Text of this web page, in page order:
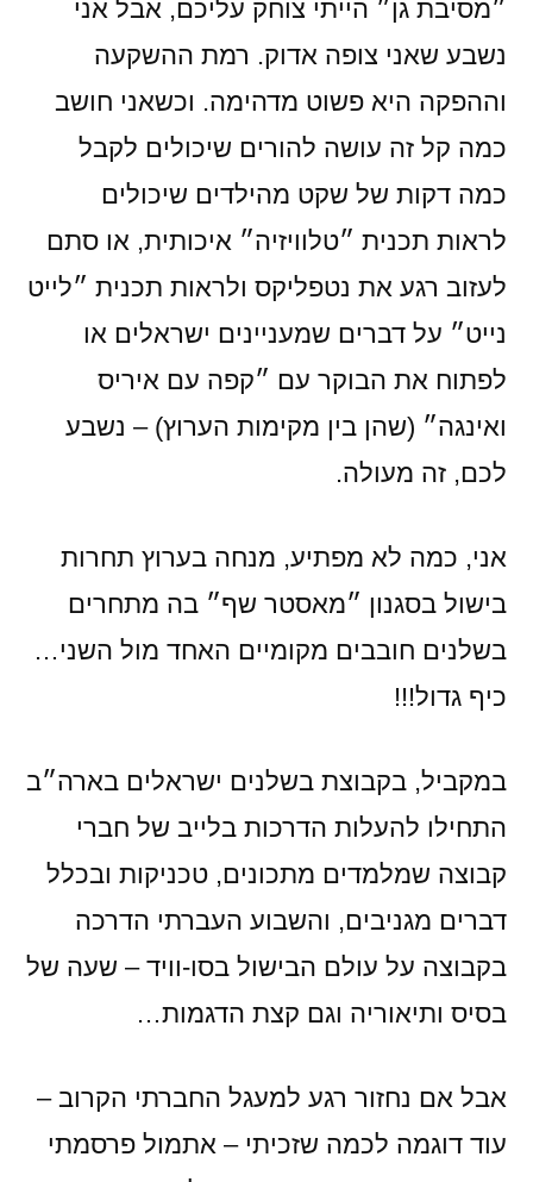
״מסיבת גן״ הייתי צוחק עליכם, אבל אני
נשבע שאני צופה אדוק. רמת ההשקעה
וההפקה היא פשוט מדהימה. וכשאני חושב
כמה קל זה עושה להורים שיכולים לקבל
כמה דקות של שקט מהילדים שיכולים
לראות תכנית ״טלוויזיה״ איכותית, או סתם
לעזוב רגע את נטפליקס ולראות תכנית ״לייט
נייט״ על דברים שמעניינים ישראלים או
לפתוח את הבוקר עם ״קפה עם איריס
ואינגה״ (שהן בין מקימות הערוץ) – נשבע
לכם, זה מעולה.
אני, כמה לא מפתיע, מנחה בערוץ תחרות
בישול בסגנון ״מאסטר שף״ בה מתחרים
בשלנים חובבים מקומיים האחד מול השני…
כיף גדול!!!
במקביל, בקבוצת בשלנים ישראלים בארה״ב
התחילו להעלות הדרכות בלייב של חברי
קבוצה שמלמדים מתכונים, טכניקות ובכלל
דברים מגניבים, והשבוע העברתי הדרכה
בקבוצה על עולם הבישול בסו-וויד – שעה של
בסיס ותיאוריה וגם קצת הדגמות…
אבל אם נחזור רגע למעגל החברתי הקרוב –
עוד דוגמה לכמה שזכיתי – אתמול פרסמתי